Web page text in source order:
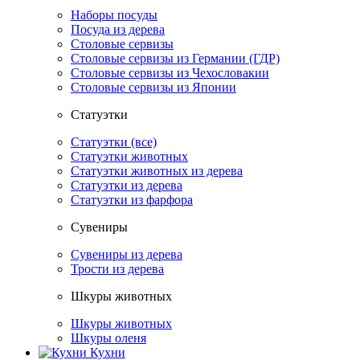
Наборы посуды
Посуда из дерева
Столовые сервизы
Столовые сервизы из Германии (ГДР)
Столовые сервизы из Чехословакии
Столовые сервизы из Японии
Статуэтки
Статуэтки (все)
Статуэтки животных
Статуэтки животных из дерева
Статуэтки из дерева
Статуэтки из фарфора
Сувениры
Сувениры из дерева
Трости из дерева
Шкуры животных
Шкуры животных
Шкуры оленя
Кухни